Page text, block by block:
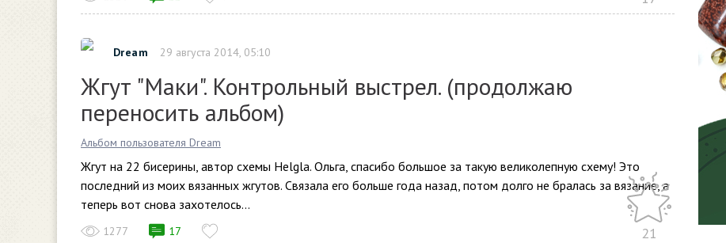
Dream 29 августа 2014, 05:10
Жгут "Маки". Контрольный выстрел. (продолжаю
переносить альбом)
Альбом пользователя Dream
Жгут на 22 бисерины, автор схемы Helgla. Ольга, спасибо большое за такую великолепную схему! Это
последний из моих вязанных жгутов. Связала его больше года назад, потом долго не бралась за вязание, а
теперь вот снова захотелось...
21
1277 17